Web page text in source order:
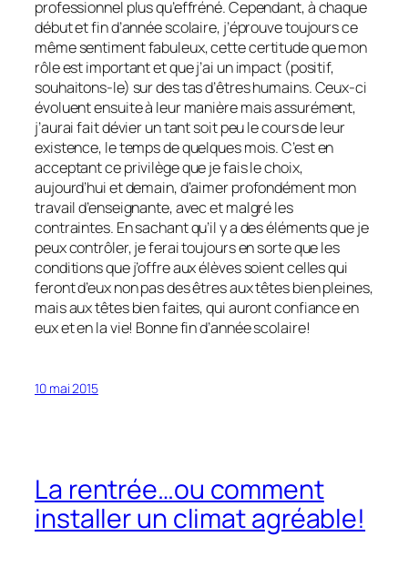
professionnel plus qu’effréné. Cependant, à chaque
début et fin d’année scolaire, j’éprouve toujours ce
même sentiment fabuleux, cette certitude que mon
rôle est important et que j’ai un impact (positif,
souhaitons-le) sur des tas d’êtres humains. Ceux-ci
évoluent ensuite à leur manière mais assurément,
j’aurai fait dévier un tant soit peu le cours de leur
existence, le temps de quelques mois. C’est en
acceptant ce privilège que je fais le choix,
aujourd’hui et demain, d’aimer profondément mon
travail d’enseignante, avec et malgré les
contraintes. En sachant qu’il y a des éléments que je
peux contrôler, je ferai toujours en sorte que les
conditions que j’offre aux élèves soient celles qui
feront d’eux non pas des êtres aux têtes bien pleines,
mais aux têtes bien faites, qui auront confiance en
eux et en la vie! Bonne fin d’année scolaire!
10 mai 2015
La rentrée…ou comment
installer un climat agréable!